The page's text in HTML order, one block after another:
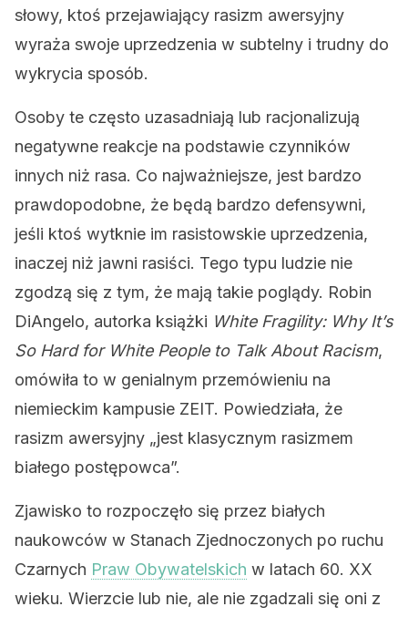
słowy, ktoś przejawiający rasizm awersyjny
wyraża swoje uprzedzenia w subtelny i trudny do
wykrycia sposób.
Osoby te często uzasadniają lub racjonalizują
negatywne reakcje na podstawie czynników
innych niż rasa. Co najważniejsze, jest bardzo
prawdopodobne, że będą bardzo defensywni,
jeśli ktoś wytknie im rasistowskie uprzedzenia,
inaczej niż jawni rasiści. Tego typu ludzie nie
zgodzą się z tym, że mają takie poglądy. Robin
DiAngelo, autorka książki White Fragility: Why It’s
So Hard for White People to Talk About Racism,
omówiła to w genialnym przemówieniu na
niemieckim kampusie ZEIT. Powiedziała, że
rasizm awersyjny „jest klasycznym rasizmem
białego postępowca”.
Zjawisko to rozpoczęło się przez białych
naukowców w Stanach Zjednoczonych po ruchu
Czarnych Praw Obywatelskich w latach 60. XX
wieku. Wierzcie lub nie, ale nie zgadzali się oni z